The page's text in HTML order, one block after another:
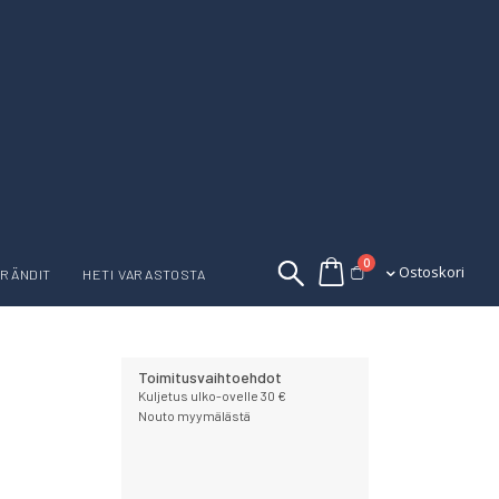
Ostoskori
0tuotettaOstoskori
HETI VARASTOSTA
Toimitusvaihtoehdot
Kuljetus ulko-ovelle 30 €
Nouto myymälästä